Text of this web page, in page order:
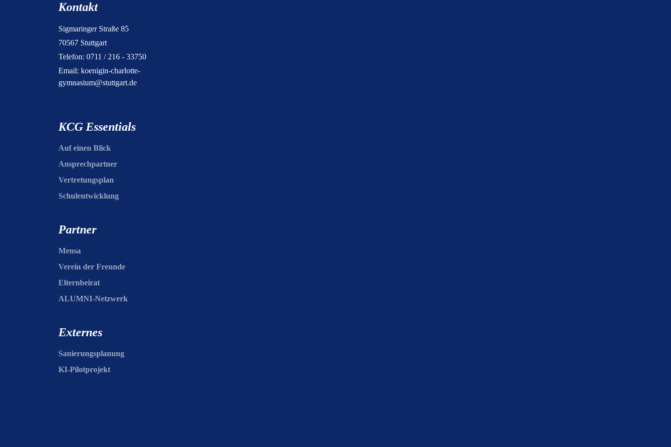
Kontakt
Sigmaringer Straße 85
70567 Stuttgart
Telefon: 0711 / 216 - 33750
Email: koenigin-charlotte-
gymnasium@stuttgart.de
KCG Essentials
Auf einen Blick
Ansprechpartner
Vertretungsplan
Schulentwicklung
Partner
Mensa
Verein der Freunde
Elternbeirat
ALUMNI-Netzwerk
Externes
Sanierungsplanung
KI-Pilotprojekt